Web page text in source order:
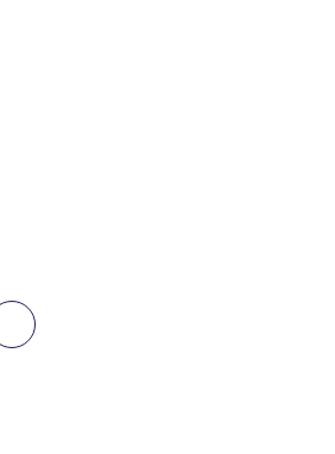
Następny - Dojazd i transport